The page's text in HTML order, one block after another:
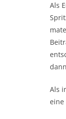
Als
Als
eine